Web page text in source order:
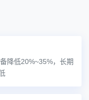
降低20%~35%，长期